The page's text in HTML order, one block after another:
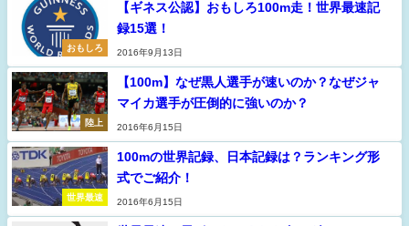
おもしろ
【ギネス公認】おもしろ100m走！世界最速記
録15選！
2016年9月13日
陸上
【100m】なぜ黒人選手が速いのか？なぜジャ
マイカ選手が圧倒的に強いのか？
2016年6月15日
世界最速
100mの世界記録、日本記録は？ランキング形
式でご紹介！
2016年6月15日